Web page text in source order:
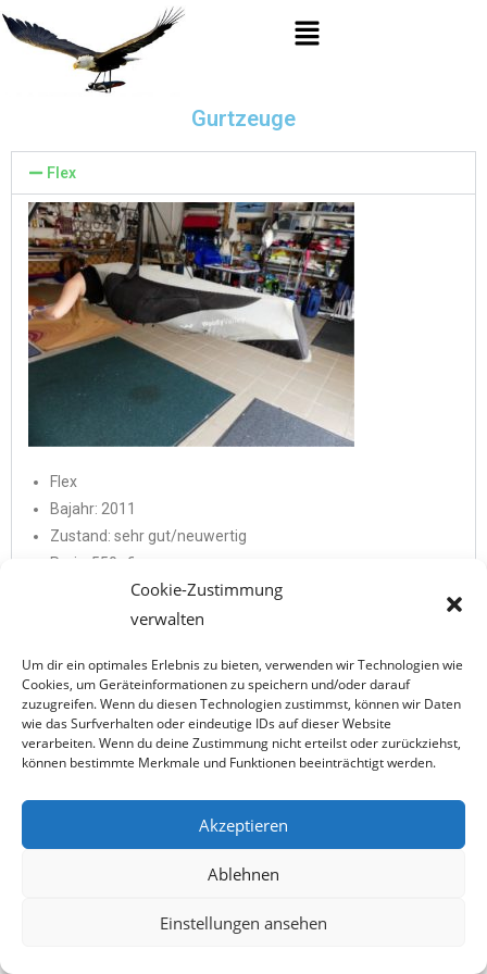
Cookie-Zustimmung
verwalten
Um dir ein optimales Erlebnis zu bieten, verwenden wir Technologien wie
Cookies, um Geräteinformationen zu speichern und/oder darauf
zuzugreifen. Wenn du diesen Technologien zustimmst, können wir Daten
wie das Surfverhalten oder eindeutige IDs auf dieser Website
verarbeiten. Wenn du deine Zustimmung nicht erteilst oder zurückziehst,
können bestimmte Merkmale und Funktionen beeinträchtigt werden.
Akzeptieren
Ablehnen
Einstellungen ansehen
Gurtzeuge
Flex
Flex
Bajahr: 2011
Zustand: sehr gut/neuwertig
Preis: 550,-€
Flex Bj2011 alle Infos
Rotor Vulto
Flex
Copyright © 2026 Drachenflugschule Kelheim | Powered by
Drachenflugschule Kelheim